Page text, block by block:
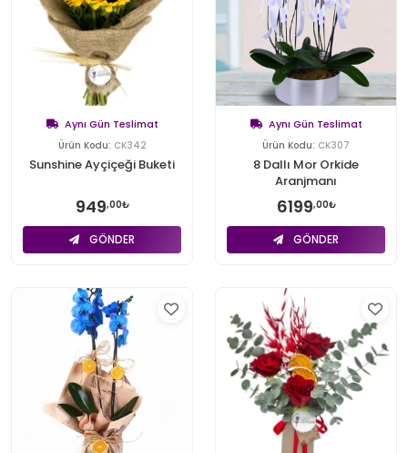
Aynı Gün Teslimat
Ürün Kodu: CK342
Sunshine Ayçiçeği Buketi
949,00₺
GÖNDER
Aynı Gün Teslimat
Ürün Kodu: CK307
8 Dallı Mor Orkide
Aranjmanı
6199,00₺
GÖNDER